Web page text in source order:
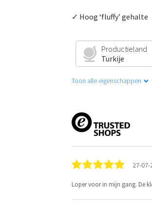
✓ Hoog ‘fluffy’ gehalte
Productieland
Turkije
Toon alle eigenschappen
27-07-
Loper voor in mijn gang. De